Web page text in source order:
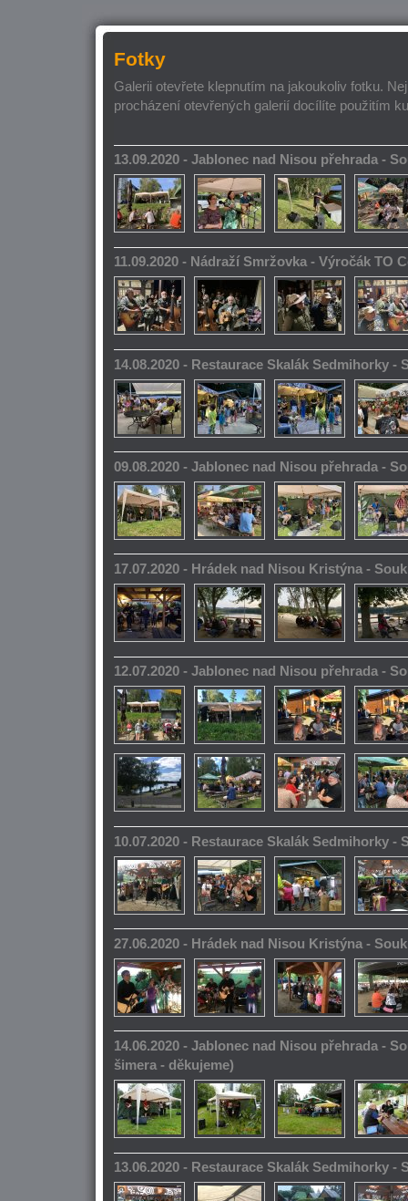
Fotky
Galerii otevřete klepnutím na jakoukoliv fotku.
procházení otevřených galerií docílíte použitím
13.09.2020 - Jablonec nad Nisou přehrada -
11.09.2020 - Nádraží Smržovka - Výročák TO
14.08.2020 - Restaurace Skalák Sedmihorky -
09.08.2020 - Jablonec nad Nisou přehrada -
17.07.2020 - Hrádek nad Nisou Kristýna -
12.07.2020 - Jablonec nad Nisou přehrada -
10.07.2020 - Restaurace Skalák Sedmihorky -
27.06.2020 - Hrádek nad Nisou Kristýna -
14.06.2020 - Jablonec nad Nisou přehrada -
šimera - děkujeme)
13.06.2020 - Restaurace Skalák Sedmihorky -